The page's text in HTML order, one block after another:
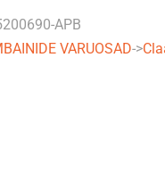
APB
VARUOSAD->